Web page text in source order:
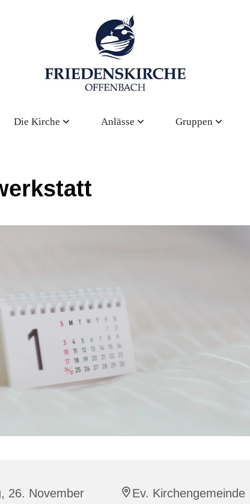
Die Kirche Anlässe Gruppen
26. November
Ev. Kirchengemeinde